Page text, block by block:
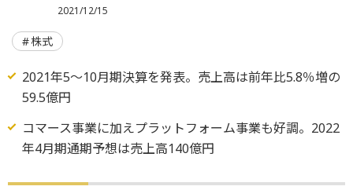
2021/12/15
株式
2021年5～10月期決算を発表。売上高は前年比5.8％増の
59.5億円
コマース事業に加えプラットフォーム事業も好調。2022
年4月期通期予想は売上高140億円